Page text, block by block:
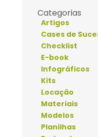
Categorias
Artigos
Cases de
Checklist
E-book
Infográficos
Kits
Locação
Materiais
Modelos
Planilhas